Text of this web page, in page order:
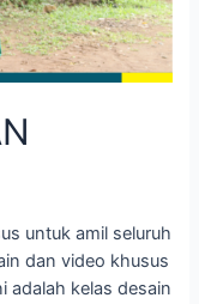
untuk amil seluruh
dan video khusus
adalah kelas desain